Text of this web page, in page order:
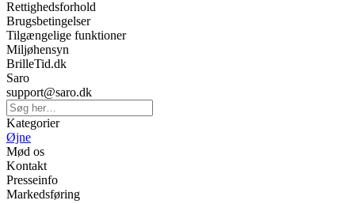
Rettighedsforhold
Brugsbetingelser
Tilgængelige funktioner
Miljøhensyn
BrilleTid.dk
Saro
support@saro.dk
Kategorier
Øjne
Mød os
Kontakt
Presseinfo
Markedsføring